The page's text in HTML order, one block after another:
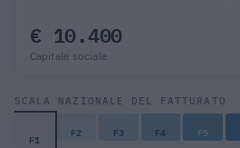
€ 10.400
Capitale sociale
SCALA NAZIONALE DEL FATTURATO
F1 F2 F3 F4 F5